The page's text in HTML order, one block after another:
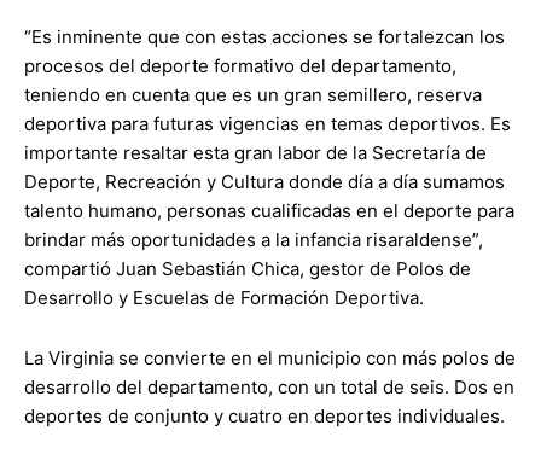
“Es inminente que con estas acciones se fortalezcan los
procesos del deporte formativo del departamento,
teniendo en cuenta que es un gran semillero, reserva
deportiva para futuras vigencias en temas deportivos. Es
importante resaltar esta gran labor de la Secretaría de
Deporte, Recreación y Cultura donde día a día sumamos
talento humano, personas cualificadas en el deporte para
brindar más oportunidades a la infancia risaraldense”,
compartió Juan Sebastián Chica, gestor de Polos de
Desarrollo y Escuelas de Formación Deportiva.
La Virginia se convierte en el municipio con más polos de
desarrollo del departamento, con un total de seis. Dos en
deportes de conjunto y cuatro en deportes individuales.